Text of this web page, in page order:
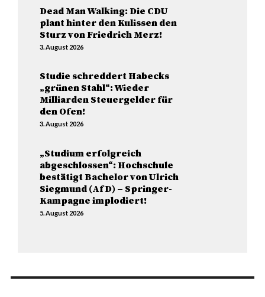
Dead Man Walking: Die CDU
plant hinter den Kulissen den
Sturz von Friedrich Merz!
3. August 2026
Studie schreddert Habecks
„grünen Stahl“: Wieder
Milliarden Steuergelder für
den Ofen!
3. August 2026
„Studium erfolgreich
abgeschlossen“: Hochschule
bestätigt Bachelor von Ulrich
Siegmund (AfD) – Springer-
Kampagne implodiert!
5. August 2026